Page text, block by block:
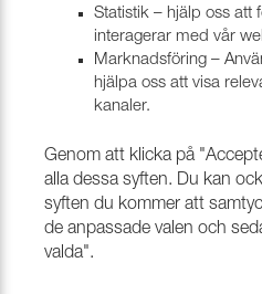
Statistik – hjälp oss att
interagerar med vår
Marknadsföring –
hjälpa oss att visa
kanaler.
Genom att klicka på
alla dessa syften. Du kan
syften du kommer att
de anpassade valen och
valda".